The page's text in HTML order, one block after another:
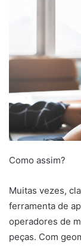
Como assim?
Muitas vezes,
ferramenta de
operadores de
peças. Com